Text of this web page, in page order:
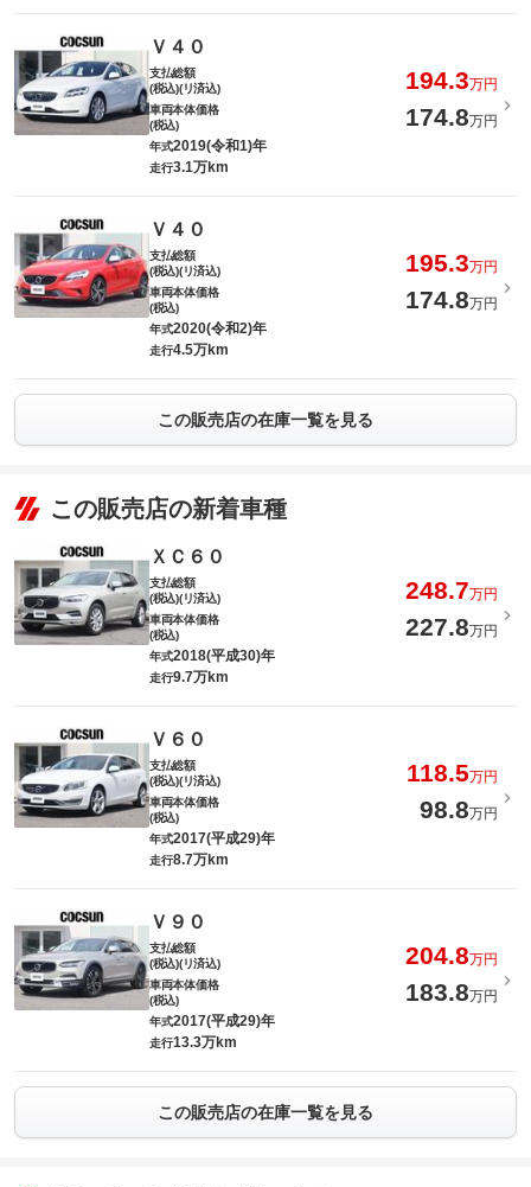
Ｖ４０
支払総額
(税込)(リ済込)
194.3万円
車両本体価格
(税込)
174.8万円
年式2019(令和1)年
走行3.1万km
Ｖ４０
支払総額
(税込)(リ済込)
195.3万円
車両本体価格
(税込)
174.8万円
年式2020(令和2)年
走行4.5万km
この販売店の在庫一覧を見る
この販売店の新着車種
ＸＣ６０
支払総額
(税込)(リ済込)
248.7万円
車両本体価格
(税込)
227.8万円
年式2018(平成30)年
走行9.7万km
Ｖ６０
支払総額
(税込)(リ済込)
118.5万円
車両本体価格
(税込)
98.8万円
年式2017(平成29)年
走行8.7万km
Ｖ９０
支払総額
(税込)(リ済込)
204.8万円
車両本体価格
(税込)
183.8万円
年式2017(平成29)年
走行13.3万km
この販売店の在庫一覧を見る